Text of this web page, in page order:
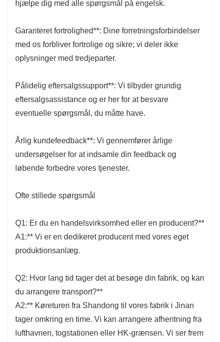
hjælpe dig med alle spørgsmål på engelsk.
Garanteret fortrolighed**: Dine forretningsforbindelser
med os forbliver fortrolige og sikre; vi deler ikke
oplysninger med tredjeparter.
Pålidelig eftersalgssupport**: Vi tilbyder grundig
eftersalgsassistance og er her for at besvare
eventuelle spørgsmål, du måtte have.
Årlig kundefeedback**: Vi gennemfører årlige
undersøgelser for at indsamle din feedback og
løbende forbedre vores tjenester.
Ofte stillede spørgsmål
Q1: Er du en handelsvirksomhed eller en producent?**
A1:** Vi er en dedikeret producent med vores eget
produktionsanlæg.
Q2: Hvor lang tid tager det at besøge din fabrik, og kan
du arrangere transport?**
A2:** Køreturen fra Shandong til vores fabrik i Jinan
tager omkring en time. Vi kan arrangere afhentning fra
lufthavnen, togstationen eller HK-grænsen. Vi ser frem